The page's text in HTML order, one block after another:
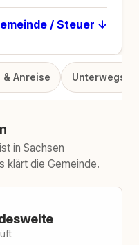
/ Steuer ↓
& Anreise Unterwegs
in Sachsen
klärt die Gemeinde.